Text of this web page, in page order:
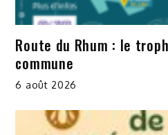
Route du Rhum : le
commune
6 août 2026